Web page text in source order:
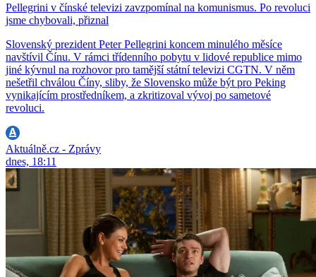
Pellegrini v čínské televizi zavzpomínal na komunismus. Po revoluci
jsme chybovali, přiznal
Slovenský prezident Peter Pellegrini koncem minulého měsíce
navštívil Čínu. V rámci třídenního pobytu v lidové republice mimo
jiné kývnul na rozhovor pro tamější státní televizi CGTN. V něm
nešetřil chválou Číny, sliby, že Slovensko může být pro Peking
vynikajícím prostředníkem, a zkritizoval vývoj po sametové
revoluci.
Aktuálně.cz - Zprávy
dnes, 18:11